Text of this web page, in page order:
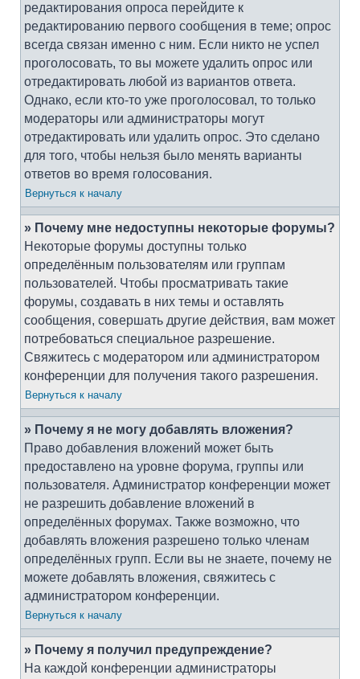
редактирования опроса перейдите к
редактированию первого сообщения в теме; опрос
всегда связан именно с ним. Если никто не успел
проголосовать, то вы можете удалить опрос или
отредактировать любой из вариантов ответа.
Однако, если кто-то уже проголосовал, то только
модераторы или администраторы могут
отредактировать или удалить опрос. Это сделано
для того, чтобы нельзя было менять варианты
ответов во время голосования.
Вернуться к началу
» Почему мне недоступны некоторые форумы?
Некоторые форумы доступны только
определённым пользователям или группам
пользователей. Чтобы просматривать такие
форумы, создавать в них темы и оставлять
сообщения, совершать другие действия, вам может
потребоваться специальное разрешение.
Свяжитесь с модератором или администратором
конференции для получения такого разрешения.
Вернуться к началу
» Почему я не могу добавлять вложения?
Право добавления вложений может быть
предоставлено на уровне форума, группы или
пользователя. Администратор конференции может
не разрешить добавление вложений в
определённых форумах. Также возможно, что
добавлять вложения разрешено только членам
определённых групп. Если вы не знаете, почему не
можете добавлять вложения, свяжитесь с
администратором конференции.
Вернуться к началу
» Почему я получил предупреждение?
На каждой конференции администраторы